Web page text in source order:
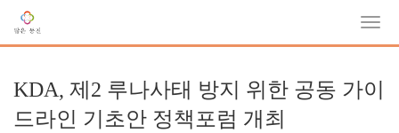
KDA, 제2 루나사태 방지 위한 공동 가이
드라인 기초안 정책포럼 개최